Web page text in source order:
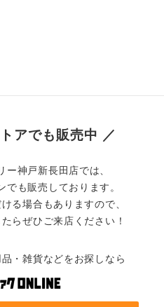
アでも販売中 ／
ー神戸新長田店では、
も販売しております。
る場合もありますので、
らぜひご来店ください！
・雑貨などをお探しなら